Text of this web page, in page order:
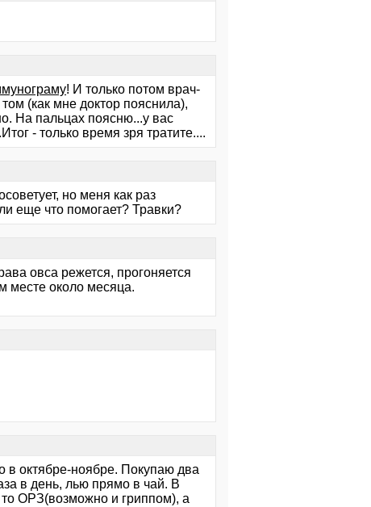
! И только потом врач-
(как мне доктор пояснила),
На пальцах поясню...у вас
- только время зря тратите....
но меня как раз
еще что помогает? Травки?
овса режется, прогоняется
месте около месяца.
в октябре-ноябре. Покупаю два
в день, лью прямо в чай. В
ОРЗ(возможно и гриппом), а